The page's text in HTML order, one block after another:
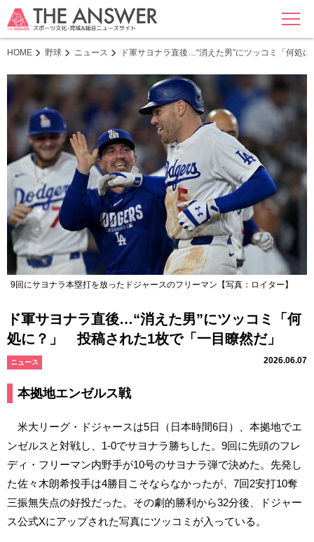
MENU
HOME 野球 ニュース ド軍サヨナラ直後…“消えた男”にツッコミ「何処
9回にサヨナラ本塁打を放ったドジャースのフリーマン【写真：ロイター】
ド軍サヨナラ直後…“消えた男”にツッコミ「何
処に？」 投稿された1枚で「一目瞭然だ」
ニュース 2026.06.07
本拠地エンゼルス戦
米大リーグ・ドジャースは5日（日本時間6日）、本拠地でエ
ンゼルスと対戦し、1-0でサヨナラ勝ちした。9回に先頭のフレ
ディ・フリーマン内野手が10号のサヨナラ弾で決めた。先発し
た佐々木朗希投手は4勝目こそならなかったが、7回2安打10奪
三振無失点の好投だった。その劇的勝利から32分後、ドジャー
ス公式Xにアップされた写真にツッコミが入っている。